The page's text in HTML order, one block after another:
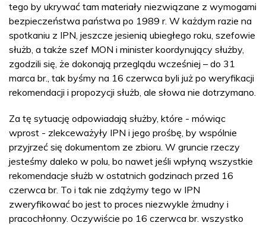
tego by ukrywać tam materiały niezwiązane z wymogami
bezpieczeństwa państwa po 1989 r. W każdym razie na
spotkaniu z IPN, jeszcze jesienią ubiegłego roku, szefowie
służb, a także szef MON i minister koordynujący służby,
zgodzili się, że dokonają przeglądu wcześniej – do 31
marca br., tak byśmy na 16 czerwca byli już po weryfikacji
rekomendacji i propozycji służb, ale słowa nie dotrzymano.
Za tę sytuację odpowiadają służby, które - mówiąc
wprost - zlekceważyły IPN i jego prośbę, by wspólnie
przyjrzeć się dokumentom ze zbioru. W gruncie rzeczy
jesteśmy daleko w polu, bo nawet jeśli wpłyną wszystkie
rekomendacje służb w ostatnich godzinach przed 16
czerwca br. To i tak nie zdążymy tego w IPN
zweryfikować bo jest to proces niezwykle żmudny i
pracochłonny. Oczywiście po 16 czerwca br. wszystko